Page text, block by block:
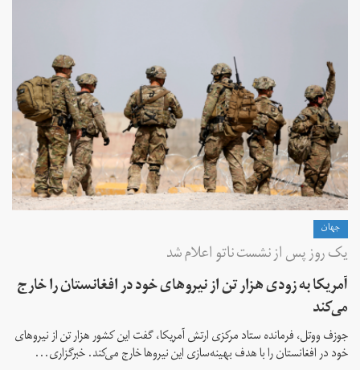
جهان
یک روز پس از نشست ناتو اعلام شد
آمریکا به زودی هزار تن از نیروهای خود در افغانستان را خارج
می‌کند
جوزف ووتل، فرمانده ستاد مرکزی ارتش آمریکا، گفت این کشور هزار تن از نیروهای
خود در افغانستان را با هدف بهینه‌سازی‌ این نیروها خارج می‌کند. خبرگزاری...